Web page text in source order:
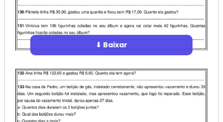
⬇ Baixar